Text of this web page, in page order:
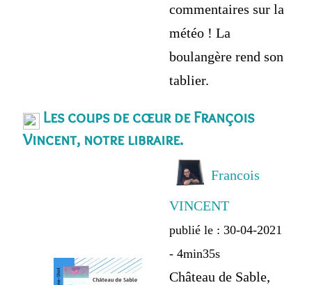
commentaires sur la
météo ! La
boulangère rend son
tablier.
Les coups de cœur de François
Vincent, notre libraire.
Francois
VINCENT
publié le : 30-04-2021
- 4min35s
Château de Sable,